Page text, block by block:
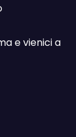
e vienici a